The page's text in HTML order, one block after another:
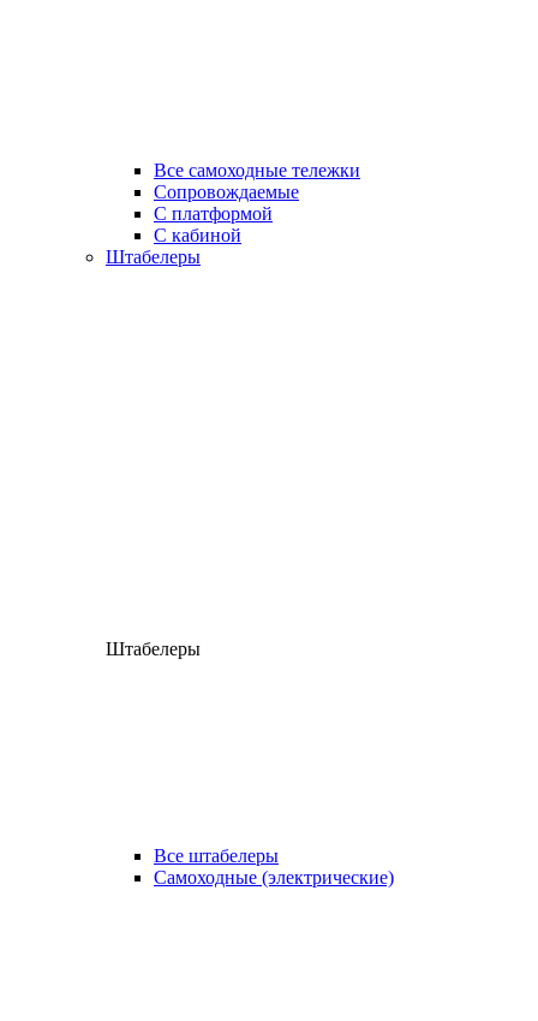
Все самоходные тележки
Сопровождаемые
С платформой
С кабиной
Штабелеры
Штабелеры
Все штабелеры
Самоходные (электрические)